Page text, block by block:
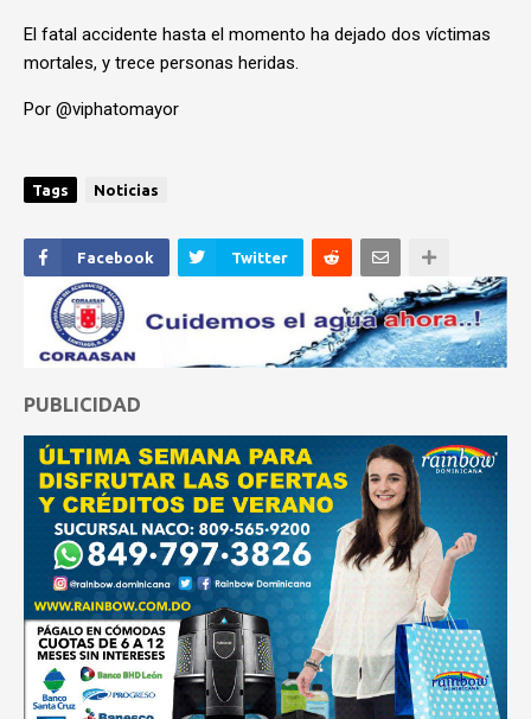
El fatal accidente hasta el momento ha dejado dos víctimas
mortales, y trece personas heridas.
Por @viphatomayor
Tags Noticias
Facebook Twitter
PUBLICIDAD